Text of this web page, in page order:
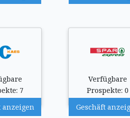
7
anzeigen
Verfügbare
Prospekte: 0
Geschäft